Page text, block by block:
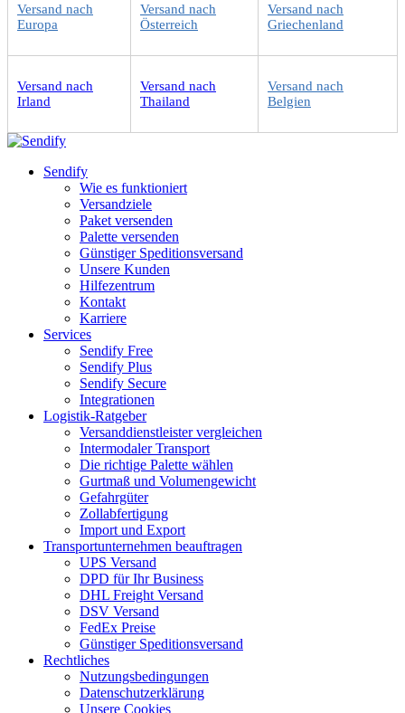
Versand nach
Europa
Versand nach
Österreich
Versand nach
Griechenland
Versand nach
Irland
Versand nach
Thailand
Versand nach
Belgien
Sendify
Wie es funktioniert
Versandziele
Paket versenden
Palette versenden
Günstiger Speditionsversand
Unsere Kunden
Hilfezentrum
Kontakt
Karriere
Services
Sendify Free
Sendify Plus
Sendify Secure
Integrationen
Logistik-Ratgeber
Versanddienstleister vergleichen
Intermodaler Transport
Die richtige Palette wählen
Gurtmaß und Volumengewicht
Gefahrgüter
Zollabfertigung
Import und Export
Transportunternehmen beauftragen
UPS Versand
DPD für Ihr Business
DHL Freight Versand
DSV Versand
FedEx Preise
Günstiger Speditionsversand
Rechtliches
Nutzungsbedingungen
Datenschutzerklärung
Unsere Cookies